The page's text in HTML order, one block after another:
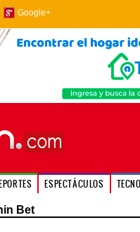
Google+
ESPECTÁCULOS
Bet